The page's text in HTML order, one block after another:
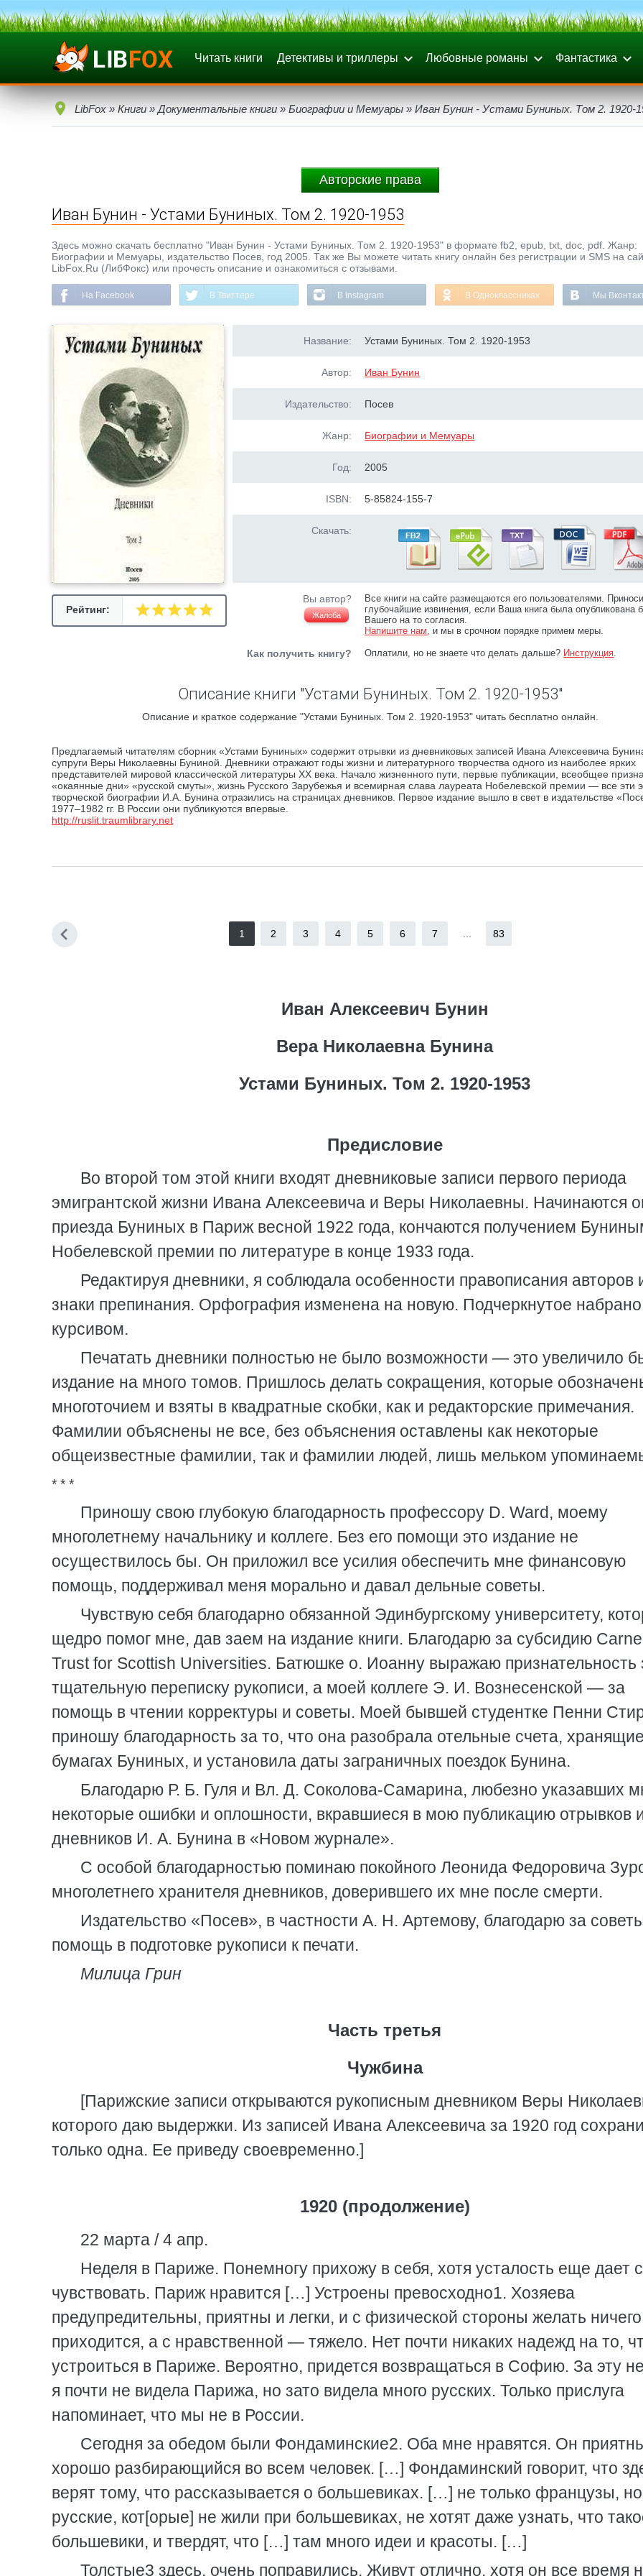
Читать книги Детективы и триллеры Любовные романы Фантастика
LibFox » Книги » Документальные книги » Биографии и Мемуары » Иван Бунин - Устами Буниных. Том 2. 1920-
Авторские права
Иван Бунин - Устами Буниных. Том 2. 1920-1953
Здесь можно скачать бесплатно "Иван Бунин - Устами Буниных. Том 2. 1920-1953" в формате fb2, epub, txt, doc, pdf. Жанр:
Биографии и Мемуары, издательство Посев, год 2005. Так же Вы можете читать книгу онлайн без регистрации и SMS на
LibFox.Ru (ЛибФокс) или прочесть описание и ознакомиться с отзывами.
На Facebook В Твиттере В Instagram В Одноклассниках Мы
Рейтинг:
Название: Устами Буниных. Том 2. 1920-1953
Автор: Иван Бунин
Издательство: Посев
Жанр: Биографии и Мемуары
Год: 2005
ISBN: 5-85824-155-7
Скачать:
Вы автор?
Жалоба
Все книги на сайте размещаются его пользователями.
глубочайшие извинения, если Ваша книга была опубликована
Вашего на то согласия.
Напишите нам, и мы в срочном порядке примем меры.
Как получить книгу? Оплатили, но не знаете что делать дальше? Инструкция.
Описание книги "Устами Буниных. Том 2. 1920-1953"
Описание и краткое содержание "Устами Буниных. Том 2. 1920-1953" читать бесплатно онлайн.
Предлагаемый читателям сборник «Устами Буниных» содержит отрывки из дневниковых записей Ивана Алексеевича
супруги Веры Николаевны Буниной. Дневники отражают годы жизни и литературного творчества одного из наиболее ярких
представителей мировой классической литературы XX века. Начало жизненного пути, первые публикации, всеобщее
«окаянные дни» «русской смуты», жизнь Русского Зарубежья и всемирная слава лауреата Нобелевской премии — все эти
творческой биографии И.А. Бунина отразились на страницах дневников. Первое издание вышло в свет в издательстве
1977–1982 гг. В России они публикуются впервые.
http://ruslit.traumlibrary.net
1 2 3 4 5 6 7 83
Иван Алексеевич Бунин
Вера Николаевна Бунина
Устами Буниных. Том 2. 1920-1953
Предисловие
Во второй том этой книги входят дневниковые записи первого периода
эмигрантской жизни Ивана Алексеевича и Веры Николаевны. Начинаются
приезда Буниных в Париж весной 1922 года, кончаются получением
Нобелевской премии по литературе в конце 1933 года.
Редактируя дневники, я соблюдала особенности правописания авторов
знаки препинания. Орфография изменена на новую. Подчеркнутое набрано
курсивом.
Печатать дневники полностью не было возможности — это увеличило
издание на много томов. Пришлось делать сокращения, которые
многоточием и взяты в квадратные скобки, как и редакторские примечания.
Фамилии объяснены не все, без объяснения оставлены как некоторые
общеизвестные фамилии, так и фамилии людей, лишь мельком
* * *
Приношу свою глубокую благодарность профессору D. Ward, моему
многолетнему начальнику и коллеге. Без его помощи это издание не
осуществилось бы. Он приложил все усилия обеспечить мне финансовую
помощь, поддерживал меня морально и давал дельные советы.
Чувствую себя благодарно обязанной Эдинбургскому университету,
щедро помог мне, дав заем на издание книги. Благодарю за субсидию
Trust for Scottish Universities. Батюшке о. Иоанну выражаю признательность
тщательную переписку рукописи, а моей коллеге Э. И. Вознесенской — за
помощь в чтении корректуры и советы. Моей бывшей студентке Пенни
приношу благодарность за то, что она разобрала отельные счета,
бумагах Буниных, и установила даты заграничных поездок Бунина.
Благодарю Р. Б. Гуля и Вл. Д. Соколова-Самарина, любезно указавших
некоторые ошибки и оплошности, вкравшиеся в мою публикацию отрывков
дневников И. А. Бунина в «Новом журнале».
С особой благодарностью поминаю покойного Леонида Федоровича
многолетнего хранителя дневников, доверившего их мне после смерти.
Издательство «Посев», в частности А. Н. Артемову, благодарю за
помощь в подготовке рукописи к печати.
Милица Грин
Часть третья
Чужбина
[Парижские записи открываются рукописным дневником Веры
которого даю выдержки. Из записей Ивана Алексеевича за 1920 год
только одна. Ее приведу своевременно.]
1920 (продолжение)
22 марта / 4 апр.
Неделя в Париже. Понемногу прихожу в себя, хотя усталость еще дает
чувствовать. Париж нравится […] Устроены превосходно1. Хозяева
предупредительны, приятны и легки, и с физической стороны желать
приходится, а с нравственной — тяжело. Нет почти никаких надежд на то,
устроиться в Париже. Вероятно, придется возвращаться в Софию. За эту
я почти не видела Парижа, но зато видела много русских. Только прислуга
напоминает, что мы не в России.
Сегодня за обедом были Фондаминские2. Оба мне нравятся. Он
хорошо разбирающийся во всем человек. […] Фондаминский говорит, что
верят тому, что рассказывается о большевиках. […] не только французы,
русские, кот[орые] не жили при большевиках, не хотят даже узнать, что
большевики, и твердят, что […] там много идеи и красоты. […]
Толстые3 здесь, очень поправились. Живут отлично, хотя он все время